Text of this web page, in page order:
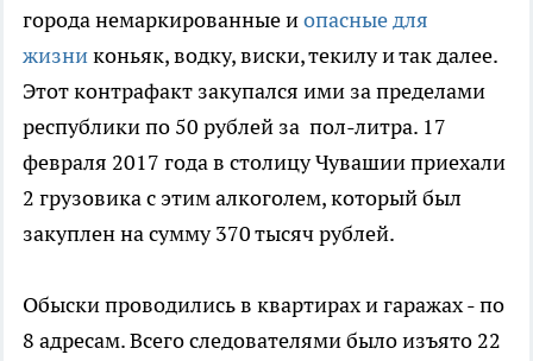
города немаркированные иопасные для
жизниконьяк, водку, виски, текилу и так далее.
Этот контрафакт закупался ими за пределами
республики по 50 рублей за пол-литра. 17
февраля 2017 года в столицу Чувашии приехали
2 грузовика с этим алкоголем, который был
закуплен на сумму 370 тысяч рублей.
Обыски проводились в квартирах и гаражах - по
8 адресам. Всего следователями было изъято 22